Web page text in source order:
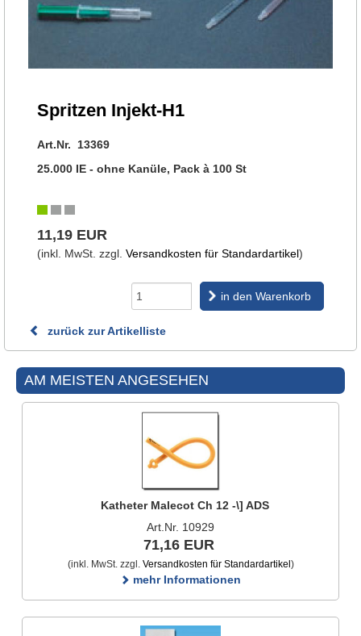
Spritzen Injekt-H1
Art.Nr. 13369
25.000 IE - ohne Kanüle, Pack à 100 St
11,19 EUR
(inkl. MwSt. zzgl. Versandkosten für Standardartikel)
in den Warenkorb
zurück zur Artikelliste
AM MEISTEN ANGESEHEN
Katheter Malecot Ch 12 -\] ADS
Art.Nr. 10929
71,16 EUR
(inkl. MwSt. zzgl. Versandkosten für Standardartikel)
mehr Informationen